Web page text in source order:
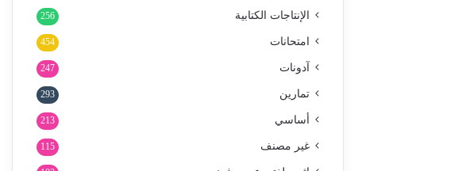
الإنتاجات الكتابية 256
امتحانات 454
آدونات 247
تمارين 293
أساسي 213
غير مصنف 115